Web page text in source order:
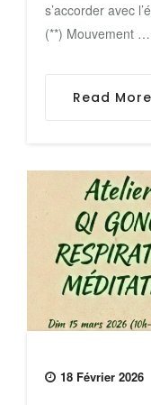
s’accorder avec
(**) Mouvement …
Read More
18 Février 2026